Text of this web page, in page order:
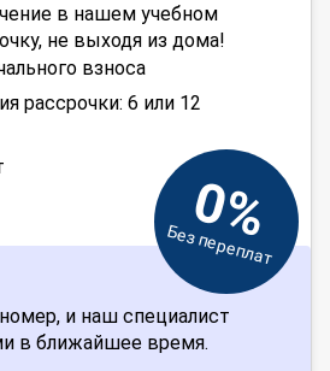
в нашем учебном
не выходя из дома!
взноса
рассрочки: 6 или 12
0%
Без переплат
и наш специалист
в ближайшее время.